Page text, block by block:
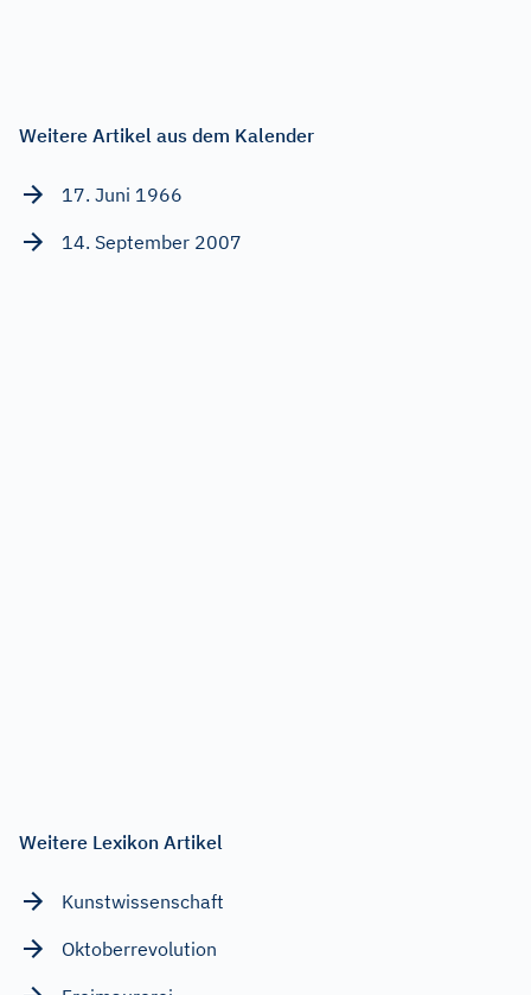
Weitere Artikel aus dem Kalender
17. Juni 1966
14. September 2007
Weitere Lexikon Artikel
Kunstwissenschaft
Oktoberrevolution